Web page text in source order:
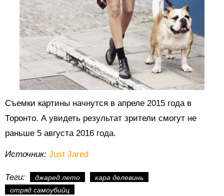
Съемки картины начнутся в апреле 2015 года в
Торонто. А увидеть результат зрители смогут не
раньше 5 августа 2016 года.
Источник: Just Jared
Теги: джаред лето
кара делевинь
отряд самоубийц